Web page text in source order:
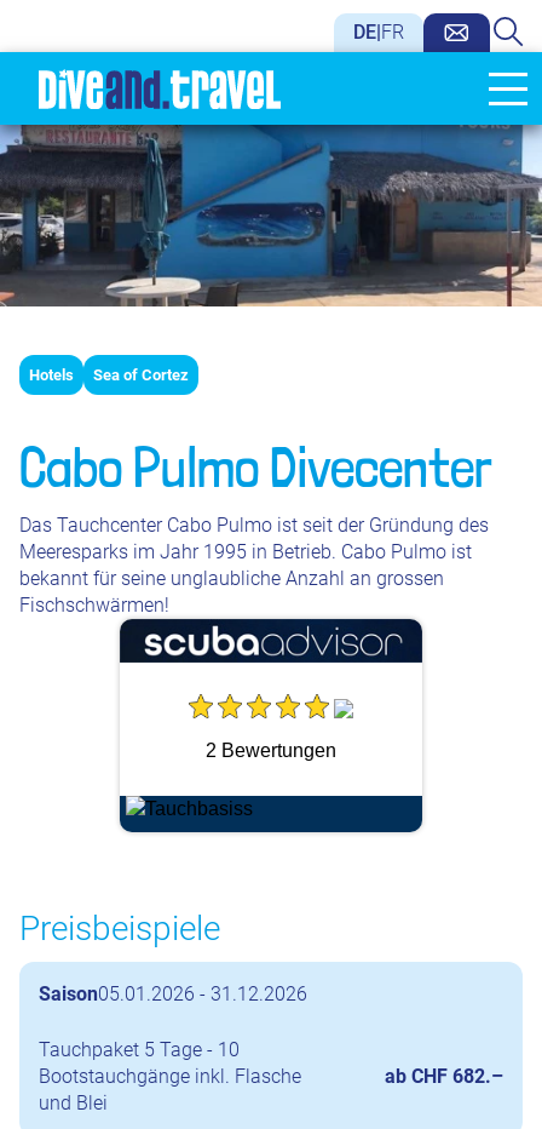
DE FR
Hotels Sea of Cortez
Cabo Pulmo Divecenter
Das Tauchcenter Cabo Pulmo ist seit der Gründung des
Meeresparks im Jahr 1995 in Betrieb. Cabo Pulmo ist
bekannt für seine unglaubliche Anzahl an grossen
Fischschwärmen!
2 Bewertungen
Preisbeispiele
Saison05.01.2026 - 31.12.2026
Tauchpaket 5 Tage - 10
Bootstauchgänge inkl. Flasche
und Blei
ab CHF 682.–